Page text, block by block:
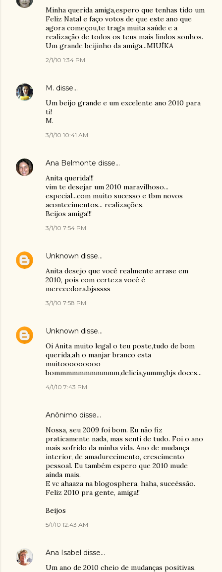
Minha querida amiga,espero que tenhas tido um
Feliz Natal e faço votos de que este ano que
agora começou,te traga muita saúde e a
realização de todos os teus mais lindos sonhos.
Um grande beijinho da amiga...MIUÍKA
2/1/10 1:34 PM
M. disse…
Um beijo grande e um excelente ano 2010 para
ti!
M.
3/1/10 10:41 AM
Ana Belmonte disse…
Anita querida!!!
vim te desejar um 2010 maravilhoso...
especial...com muito sucesso e tbm novos
acontecimentos... realizações.
Beijos amiga!!!
3/1/10 7:54 PM
Unknown disse…
Anita desejo que você realmente arrase em
2010, pois com certeza você é
merecedora.bjsssss
3/1/10 7:58 PM
Unknown disse…
Oi Anita muito legal o teu poste,tudo de bom
querida,ah o manjar branco esta
muitooooooooo
bommmmmmmmmmm,delicia,yummy,bjs doces...
4/1/10 7:43 PM
Anônimo disse…
Nossa, seu 2009 foi bom. Eu não fiz
praticamente nada, mas senti de tudo. Foi o ano
mais sofrido da minha vida. Ano de mudança
interior, de amadurecimento, crescimento
pessoal. Eu também espero que 2010 mude
ainda mais.
E vc ahaaza na blogosphera, haha, suceéssão.
Feliz 2010 pra gente, amiga!!
Beijos
5/1/10 12:43 AM
Ana Isabel disse…
Um ano de 2010 cheio de mudanças positivas.